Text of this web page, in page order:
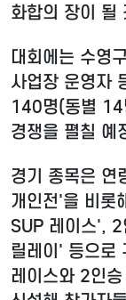
화합의 장이 될
대회에는 수영
사업장 운영자
140명(동별 14
경쟁을 펼칠 예
경기 종목은 연
개인전'을 비롯
SUP 레이스',
릴레이' 등으로
레이스와 2인